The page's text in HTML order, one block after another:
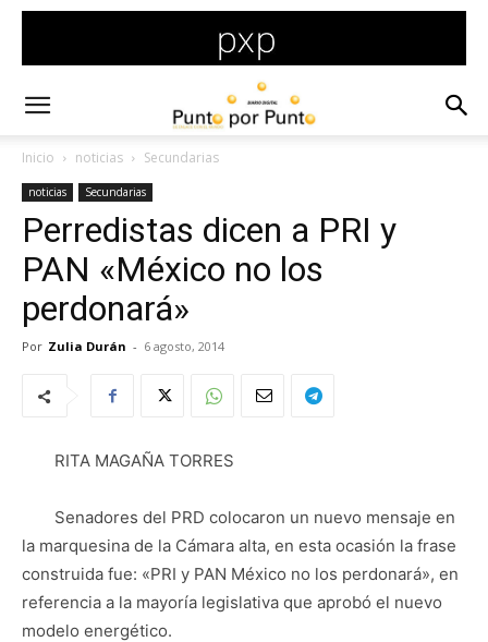
Inicio noticias Secundarias
noticias Secundarias
Perredistas dicen a PRI y
PAN «México no los
perdonará»
Por Zulia Durán - 6 agosto, 2014
RITA MAGAÑA TORRES
Senadores del PRD colocaron un nuevo mensaje en
la marquesina de la Cámara alta, en esta ocasión la frase
construida fue: «PRI y PAN México no los perdonará», en
referencia a la mayoría legislativa que aprobó el nuevo
modelo energético.